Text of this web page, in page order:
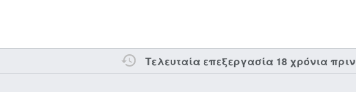
Τελευταία επεξεργασία 18 χρόνια πριν